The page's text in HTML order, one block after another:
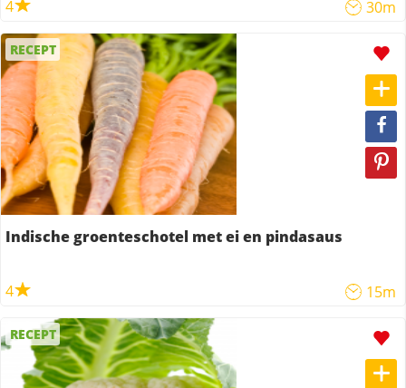
4 30m
RECEPT
Indische groenteschotel met ei en pindasaus
4 15m
RECEPT